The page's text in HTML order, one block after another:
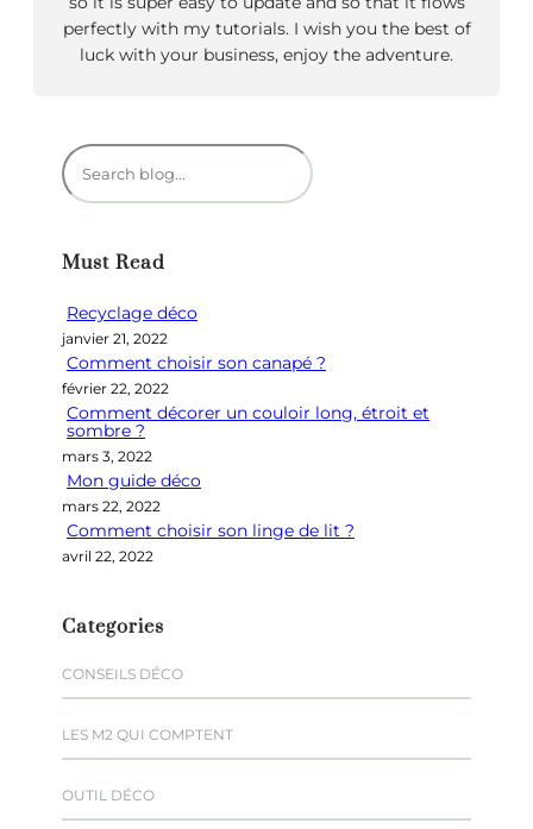
perfectly with my tutorials. I wish you the best of
luck with your business, enjoy the adventure.
R
e
e
c
h
e
Must Read
Recyclage déco
janvier 21, 2022
Comment choisir son canapé ?
février 22, 2022
Comment décorer un couloir long, étroit et
sombre ?
mars 3, 2022
Mon guide déco
mars 22, 2022
Comment choisir son linge de lit ?
avril 22, 2022
Categories
CONSEILS DÉCO
LES M2 QUI COMPTENT
OUTIL DÉCO